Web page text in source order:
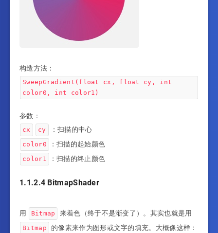
构造方法：
SweepGradient(float cx, float cy, int
color0, int color1)
参数：
cx cy ：扫描的中心
color0 ：扫描的起始颜色
color1 ：扫描的终止颜色
1.1.2.4 BitmapShader
用 Bitmap 来着色（终于不是渐变了）。其实也就是用
Bitmap 的像素来作为图形或文字的填充。大概像这样：